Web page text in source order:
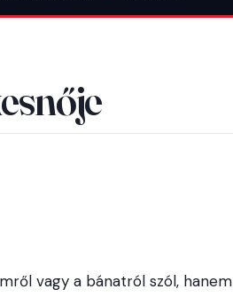
vagy a bánatról szól, hanem